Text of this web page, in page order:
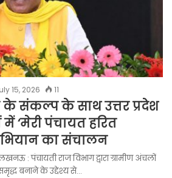
15, 2026 11
के संकल्प के साथ उत्तर प्रदेश
में ‘मेरी पंचायत हरित
का संचालन
: पंचायती राज विभाग द्वारा ग्रामीण अंचलों
बनाने के उद्देश्य से…